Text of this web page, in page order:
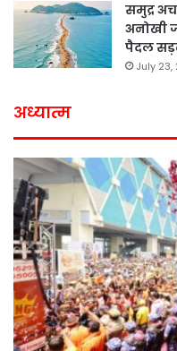
समुद्र
अनोखी
पैदल
July 23,
अध्यात्म